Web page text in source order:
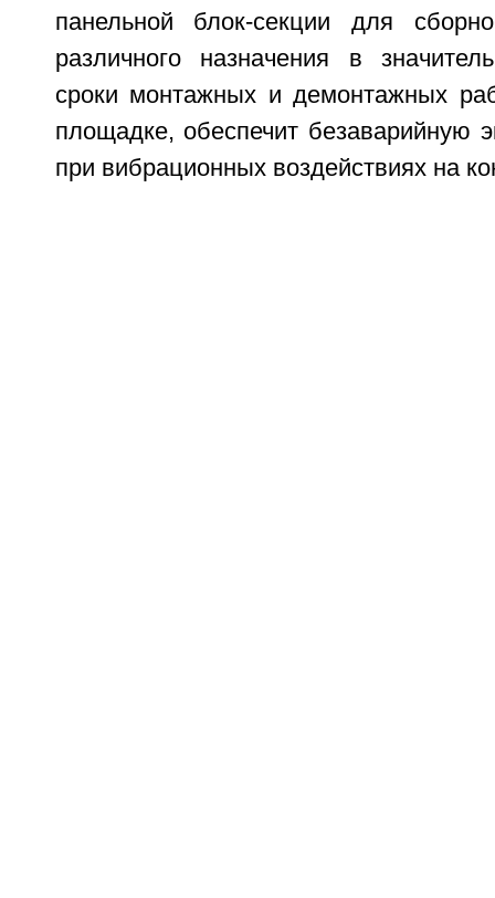
панельной блок-секции для
различного назначения в
сроки монтажных и демонтажных
площадке, обеспечит безаварийную
при вибрационных воздействиях на